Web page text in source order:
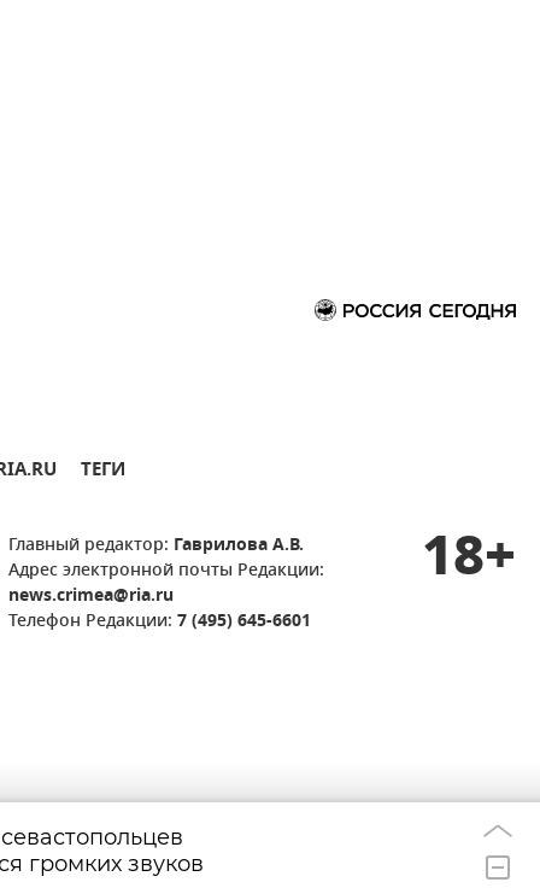
ТЕГИ
Главный редактор: Гаврилова А.В.
Адрес электронной почты Редакции:
news.crimea@ria.ru
Телефон Редакции: 7 (495) 645-6601
18+
громких звуков
Пассажирский
столкнулись в